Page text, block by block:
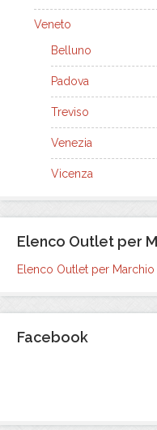
Veneto
Belluno
Padova
Treviso
Venezia
Vicenza
Elenco Outlet per
Elenco Outlet per Marchio
Facebook